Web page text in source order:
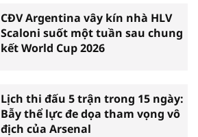
CĐV Argentina vây kín nhà HLV
Scaloni suốt một tuần sau chung
kết World Cup 2026
Lịch thi đấu 5 trận trong 15 ngày:
Bẫy thể lực đe dọa tham vọng vô
địch của Arsenal